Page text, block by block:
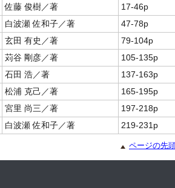
佐藤 俊樹／著
17-46p
白波瀬 佐和子／著
47-78p
玄田 有史／著
79-104p
苅谷 剛彦／著
105-135p
石田 浩／著
137-163p
松浦 克己／著
165-195p
宮里 尚三／著
197-218p
白波瀬 佐和子／著 219-231p
ページの先